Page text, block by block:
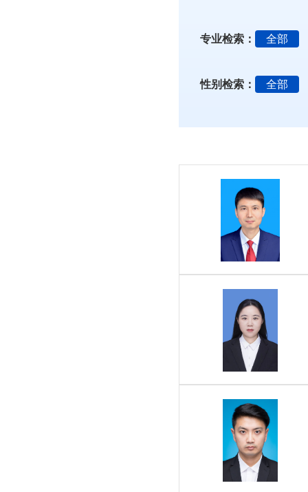
专业检索： 全部
性别检索： 全部